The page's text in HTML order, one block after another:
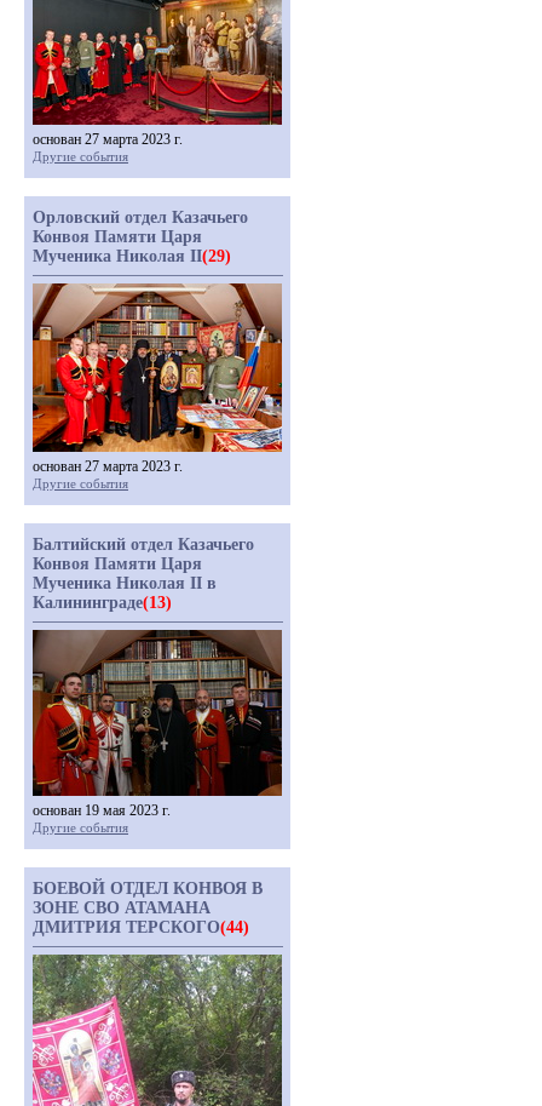
основан 27 марта 2023 г.
Другие события
Орловский отдел Казачьего
Конвоя Памяти Царя
Мученика Николая II(29)
основан 27 марта 2023 г.
Другие события
Балтийский отдел Казачьего
Конвоя Памяти Царя
Мученика Николая II в
Калининграде(13)
основан 19 мая 2023 г.
Другие события
БОЕВОЙ ОТДЕЛ КОНВОЯ В
ЗОНЕ СВО АТАМАНА
ДМИТРИЯ ТЕРСКОГО(44)